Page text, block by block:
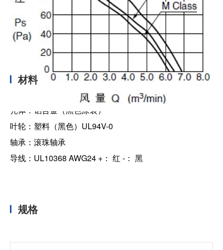
材料
壳体：铝合金（黑色涂装）
叶轮：塑料（黑色）UL94V-0
轴承：滚珠轴承
导线：UL10368 AWG24 +： 红 -： 黑
规格